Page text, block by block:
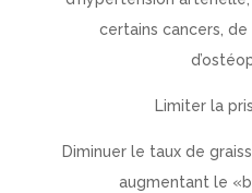
certains cancers,
Limiter la
Diminuer le taux de
augmentant le